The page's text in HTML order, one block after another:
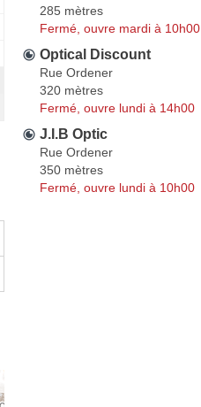
285 mètres
Fermé, ouvre mardi à 10h00
Optical Discount
Rue Ordener
320 mètres
Fermé, ouvre lundi à 14h00
J.I.B Optic
Rue Ordener
350 mètres
Fermé, ouvre lundi à 10h00